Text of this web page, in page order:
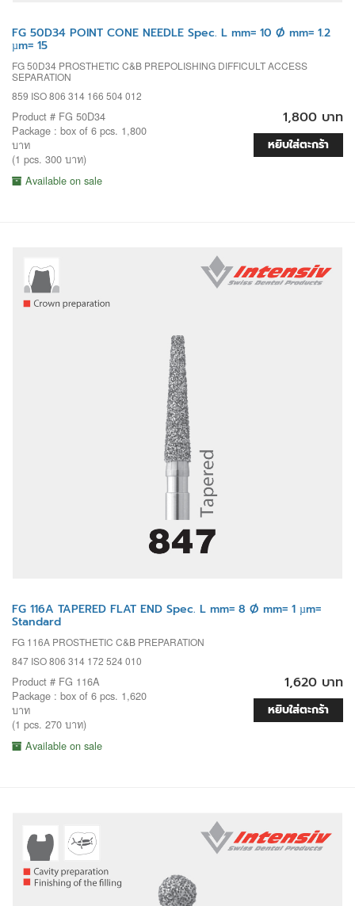
FG 50D34 POINT CONE NEEDLE Spec. L mm= 10 Ø mm= 1.2
µm= 15
FG 50D34 PROSTHETIC C&B PREPOLISHING DIFFICULT ACCESS
SEPARATION
859 ISO 806 314 166 504 012
Product # FG 50D34
Package : box of 6 pcs. 1,800
บาท
(1 pcs. 300 บาท)
Available on sale
1,800 บาท
หยิบใส่ตะกร้า
FG 116A TAPERED FLAT END Spec. L mm= 8 Ø mm= 1 µm=
Standard
FG 116A PROSTHETIC C&B PREPARATION
847 ISO 806 314 172 524 010
Product # FG 116A
Package : box of 6 pcs. 1,620
บาท
(1 pcs. 270 บาท)
Available on sale
1,620 บาท
หยิบใส่ตะกร้า